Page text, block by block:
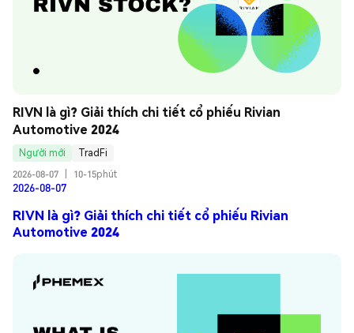
RIVN là gì? Giải thích chi tiết cổ phiếu Rivian
Automotive 2024
Người mới
TradFi
2026-08-07
10-15phút
2026-08-07
RIVN là gì? Giải thích chi tiết cổ phiếu Rivian
Automotive 2024